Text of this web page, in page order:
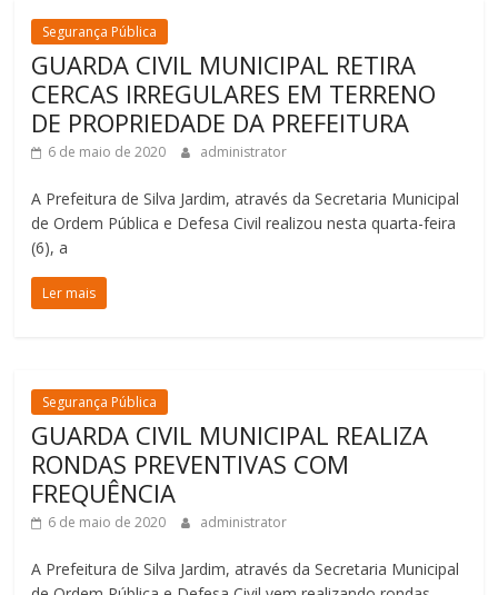
Segurança Pública
GUARDA CIVIL MUNICIPAL RETIRA
CERCAS IRREGULARES EM TERRENO
DE PROPRIEDADE DA PREFEITURA
6 de maio de 2020 administrator
A Prefeitura de Silva Jardim, através da Secretaria Municipal
de Ordem Pública e Defesa Civil realizou nesta quarta-feira
(6), a
Ler mais
Segurança Pública
GUARDA CIVIL MUNICIPAL REALIZA
RONDAS PREVENTIVAS COM
FREQUÊNCIA
6 de maio de 2020 administrator
A Prefeitura de Silva Jardim, através da Secretaria Municipal